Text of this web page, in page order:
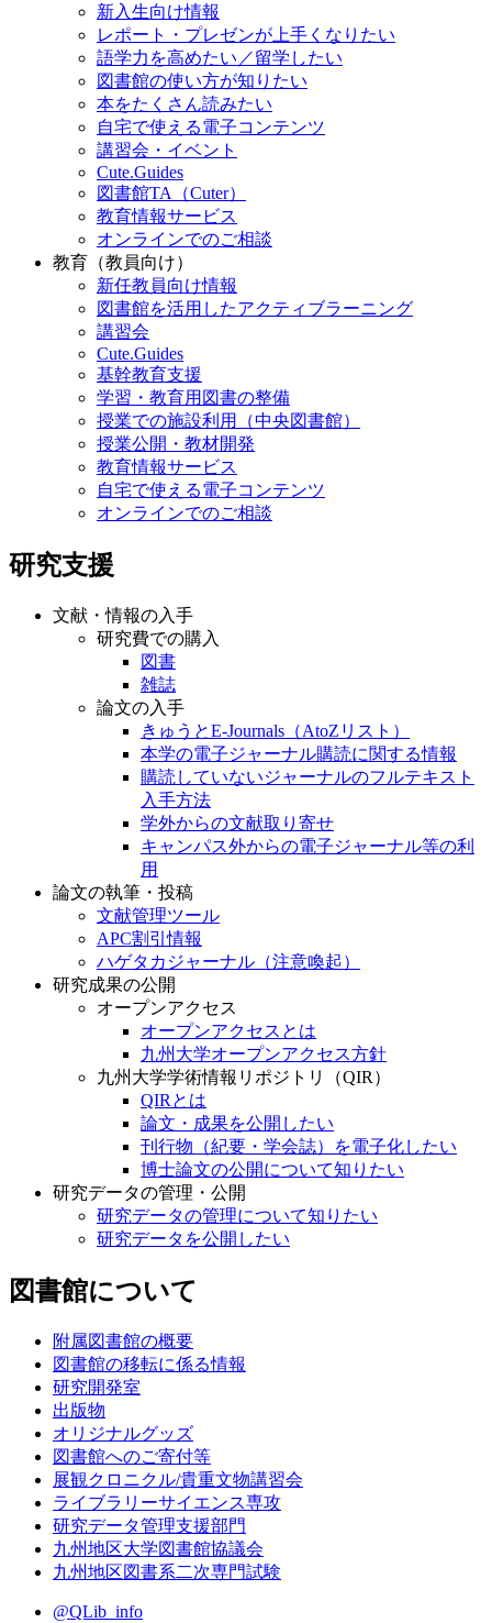
新入生向け情報
レポート・プレゼンが上手くなりたい
語学力を高めたい／留学したい
図書館の使い方が知りたい
本をたくさん読みたい
自宅で使える電子コンテンツ
講習会・イベント
Cute.Guides
図書館TA（Cuter）
教育情報サービス
オンラインでのご相談
教育（教員向け）
新任教員向け情報
図書館を活用したアクティブラーニング
講習会
Cute.Guides
基幹教育支援
学習・教育用図書の整備
授業での施設利用（中央図書館）
授業公開・教材開発
教育情報サービス
自宅で使える電子コンテンツ
オンラインでのご相談
研究支援
文献・情報の入手
研究費での購入
図書
雑誌
論文の入手
きゅうとE-Journals（AtoZリスト）
本学の電子ジャーナル購読に関する情報
購読していないジャーナルのフルテキスト
入手方法
学外からの文献取り寄せ
キャンパス外からの電子ジャーナル等の利
用
論文の執筆・投稿
文献管理ツール
APC割引情報
ハゲタカジャーナル（注意喚起）
研究成果の公開
オープンアクセス
オープンアクセスとは
九州大学オープンアクセス方針
九州大学学術情報リポジトリ（QIR）
QIRとは
論文・成果を公開したい
刊行物（紀要・学会誌）を電子化したい
博士論文の公開について知りたい
研究データの管理・公開
研究データの管理について知りたい
研究データを公開したい
図書館について
附属図書館の概要
図書館の移転に係る情報
研究開発室
出版物
オリジナルグッズ
図書館へのご寄付等
展観クロニクル/貴重文物講習会
ライブラリーサイエンス専攻
研究データ管理支援部門
九州地区大学図書館協議会
九州地区図書系二次専門試験
@QLib_info